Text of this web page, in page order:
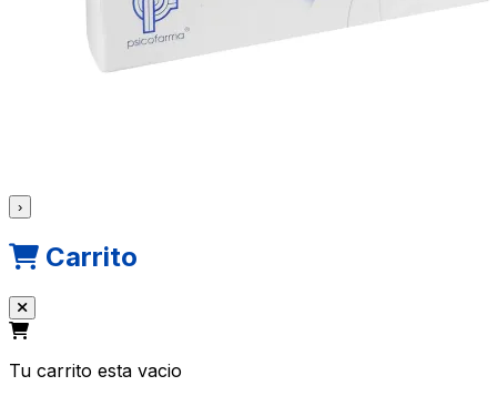
›
Carrito
Tu carrito esta vacio